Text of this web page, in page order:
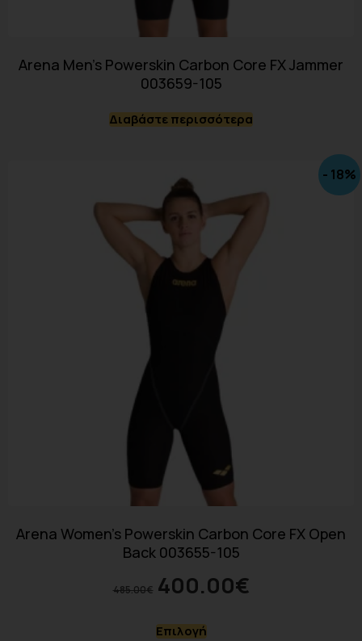
Arena Men’s Powerskin Carbon Core FX Jammer
003659-105
Διαβάστε περισσότερα
- 18%
Arena Women’s Powerskin Carbon Core FX Open
Back 003655-105
485.00€ 400.00€
Επιλογή